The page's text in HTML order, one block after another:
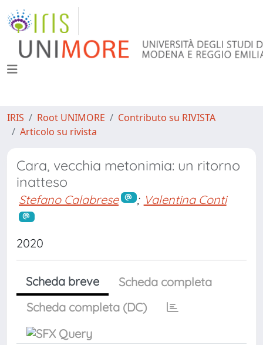
IRIS Root UNIMORE
Contributo su RIVISTA
Articolo su rivista
Cara, vecchia metonimia: un ritorno
inatteso
Stefano Calabrese ; Valentina Conti
2020
Scheda breve
Scheda completa
Scheda completa (DC)